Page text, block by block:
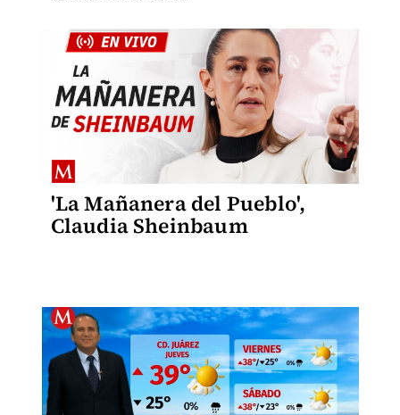
'La Mañanera del Pueblo',
Claudia Sheinbaum